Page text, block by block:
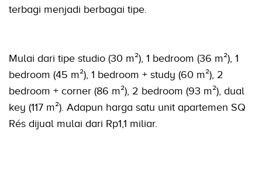
terbagi menjadi berbagai tipe.
Mulai dari tipe studio (30 m²), 1 bedroom (36 m²), 1
bedroom (45 m²), 1 bedroom + study (60 m²), 2
bedroom + corner (86 m²), 2 bedroom (93 m²), dual
key (117 m²). Adapun harga satu unit apartemen SQ
Rés dijual mulai dari Rp1,1 miliar.